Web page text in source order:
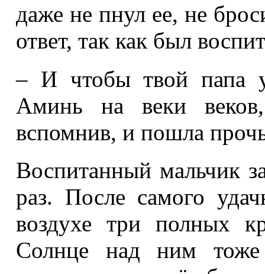
даже не пнул ее, не
ответ, так как был
– И чтобы твой папа
Аминь на веки
вспомнив, и пошла
Воспитанный мальчик
раз. После самого
воздухе три полных
Солнце над ним тоже